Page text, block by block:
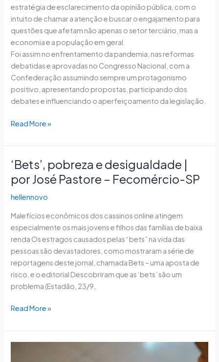
estratégia de esclarecimento da opinião pública, com o
intuito de chamar a atenção e buscar o engajamento para
questões que afetam não apenas o setor terciário, mas a
economia e a população em geral.
Foi assim no enfrentamento da pandemia, nas reformas
debatidas e aprovadas no Congresso Nacional, com a
Confederação assumindo sempre um protagonismo
positivo, apresentando propostas, participando dos
debates e influenciando o aperfeiçoamento da legislação.
Read More »
‘Bets’, pobreza e desigualdade |
por José Pastore – Fecomércio-SP
hellennovo
Malefícios econômicos dos cassinos online atingem
especialmente os mais jovens e filhos das famílias de baixa
renda Os estragos causados pelas “bets” na vida das
pessoas são devastadores, como mostraram a série de
reportagens deste jornal, chamada Bets – uma aposta de
risco, e o editorial Descobriram que as ‘bets’ são um
problema (Estadão, 23/9,
‘Bets’,
pobreza
e
desigualdade
por
José
Pastore
–
Fecomércio-
SP
Read More »